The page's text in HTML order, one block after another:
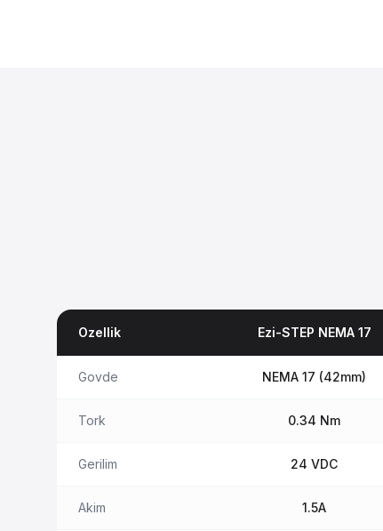
Ozellik Ezi-STEP NEMA 17
Govde NEMA 17 (42mm)
Tork 0.34 Nm
Gerilim 24 VDC
Akim 1.5A